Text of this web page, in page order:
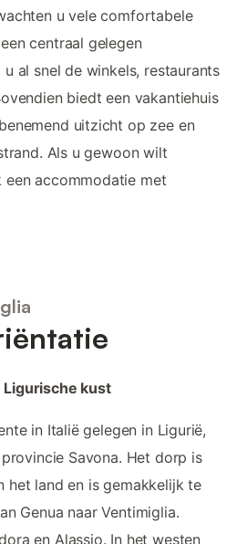
u vele comfortabele
centraal gelegen
al snel de winkels, restaurants
biedt een vakantiehuis
uitzicht op zee en
Als u gewoon wilt
accommodatie met
Ligurische kust
in Italië gelegen in Ligurië,
Savona. Het dorp is
het land en is gemakkelijk te
Genua naar Ventimiglia.
en Alassio. In het westen